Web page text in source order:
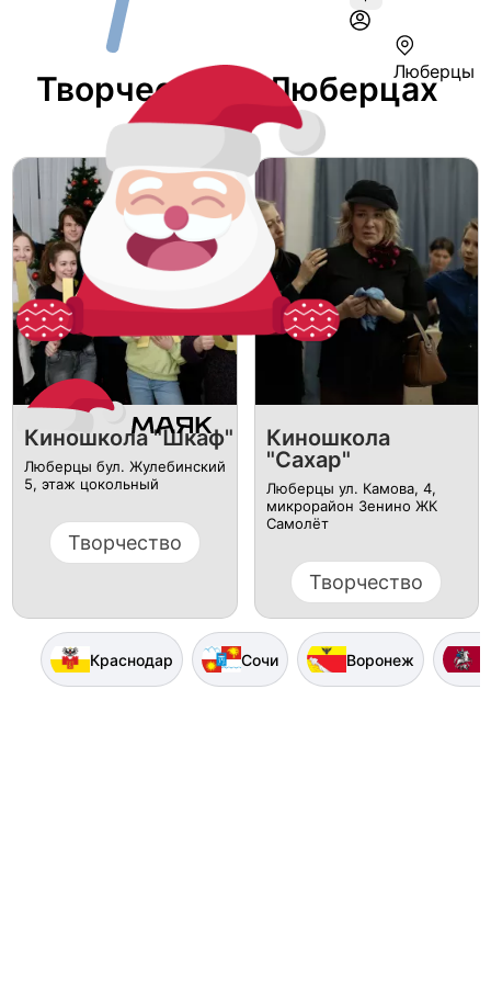
Люберцы
Творчество В Люберцах
Киношкола "Шкаф"
Люберцы бул. Жулебинский
5, этаж цокольный
Творчество
Киношкола
"Сахар"
Люберцы ул. Камова, 4,
микрорайон Зенино ЖК
Самолёт
Творчество
Краснодар Сочи Воронеж